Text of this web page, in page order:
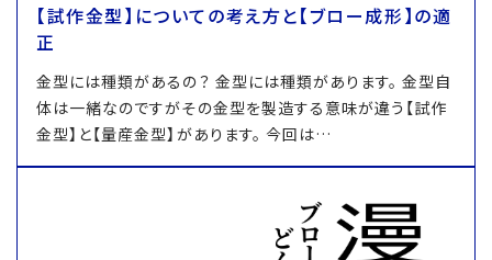
【試作金型】についての考え方と【ブロー成形】の適
正
金型には種類があるの？ 金型には種類があります。 金型自
体は一緒なのですがその金型を製造する意味が違う【試作
金型】と【量産金型】があります。 今回は…